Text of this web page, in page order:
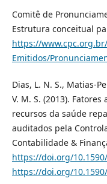
Comitê de
Estrutura conceitual
https://
Emitidos/
Dias, L. N. S., Matias-
V. M. S. (2013).
recursos da saúde
auditados pela
Contabilidade &
https://doi.org/
https://doi.org/